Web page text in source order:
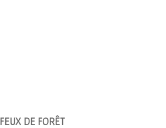
FEUX DE FORÊT